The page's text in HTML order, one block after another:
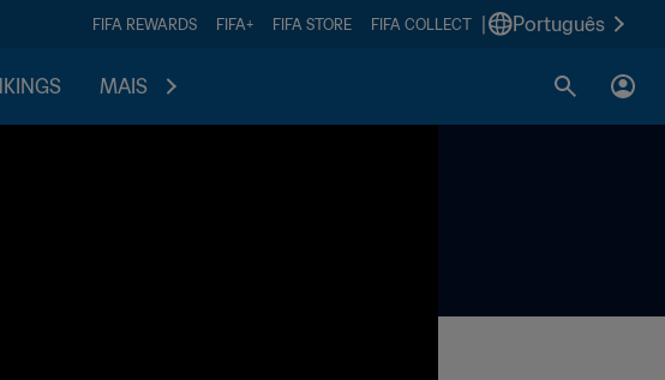
FIFA REWARDS FIFA+ FIFA STORE FIFA COLLECT Português
MAIS